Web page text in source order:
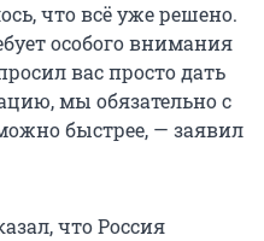
что всё уже решено.
особого внимания
вас просто дать
мы обязательно с
быстрее, — заявил
что Россия